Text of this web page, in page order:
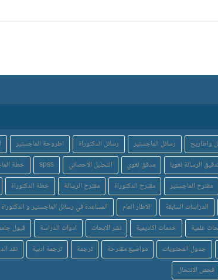
واطاريح رسائل الماجستير رسائل الدكتوراة اطروحة الماجستير
الرسالة لغويا مدقق لغوي التحليل الاحصائي spss
خطة
مقترح الماجستير مقترح الدكتوراة مقترح الرسالة خطة الدكتوراة
الدراسات السابقة الاطار العام
المساعدة في رسائل الماجستير و
علمية خدمات اكاديمية نشر الابحاث ادوات الدراسة
قبول
جدول المحتويات مواضيع مقترحة ترجمة ترجمة ادبية
نقد
فحص الانتحال